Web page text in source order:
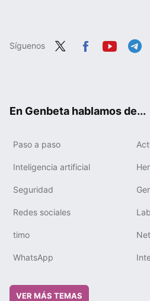
Síguenos
En Genbeta hablamos de...
Paso a paso
Inteligencia artificial
Seguridad
Redes sociales
timo
WhatsApp
VER MÁS TEMAS